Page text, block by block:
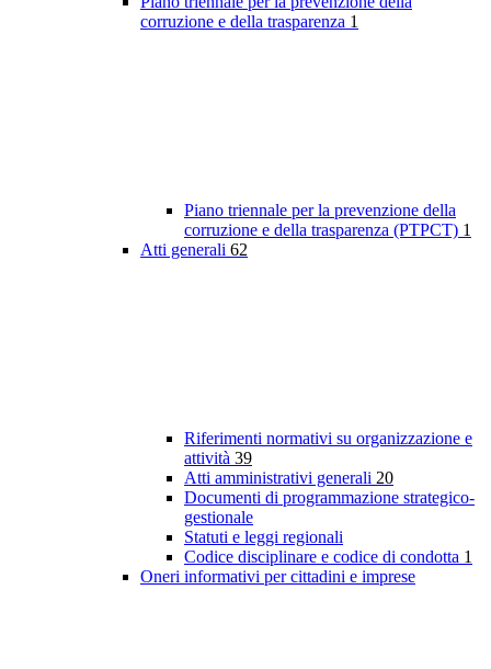
corruzione e della trasparenza 1
Piano triennale per la prevenzione della
corruzione e della trasparenza (PTPCT) 1
Atti generali 62
Riferimenti normativi su organizzazione e
attività 39
Atti amministrativi generali 20
Documenti di programmazione strategico-
gestionale
Statuti e leggi regionali
Codice disciplinare e codice di condotta 1
Oneri informativi per cittadini e imprese